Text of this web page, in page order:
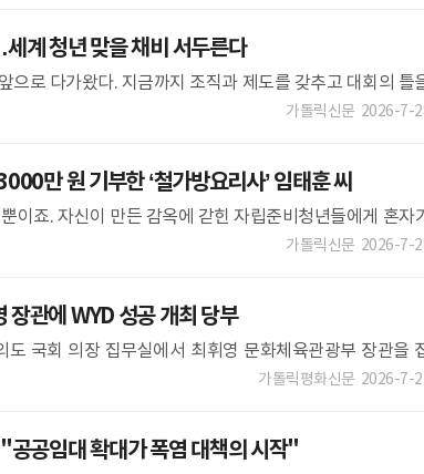
계 청년 맞을 채비 서두른다
으로 다가왔다. 지금까지 조직과 제도를 갖추고 대회의 틀
원 한 사람 한 사람의 관심을 기도와 봉사, 홈스테이와 후
가톨릭신문 2026-7-
만 원 기부한 ‘철가방요리사’ 임태훈 씨
이죠. 자신이 만든 감옥에 갇힌 자립준비청년들에게 혼자
들이 깨 줘야 한다고 생각해요.”2024년 넷플릭스 요리 경
가톨릭신문 2026-7-
관에 WYD 성공 개최 당부
국회 의장 집무실에서 최휘영 문화체육관광부 장관을
조정식 국회의장이 최휘영 문화체육관광부 장관에게
가톨릭평화신문 2026-7-
공임대 확대가 폭염 대책의 시작"